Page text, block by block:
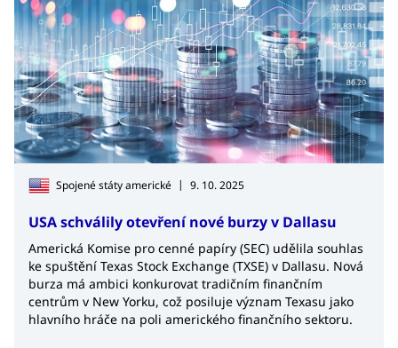
Spojené státy americké | 9. 10. 2025
USA schválily otevření nové burzy v Dallasu
Americká Komise pro cenné papíry (SEC) udělila souhlas
ke spuštění Texas Stock Exchange (TXSE) v Dallasu. Nová
burza má ambici konkurovat tradičním finančním
centrům v New Yorku, což posiluje význam Texasu jako
hlavního hráče na poli amerického finančního sektoru.